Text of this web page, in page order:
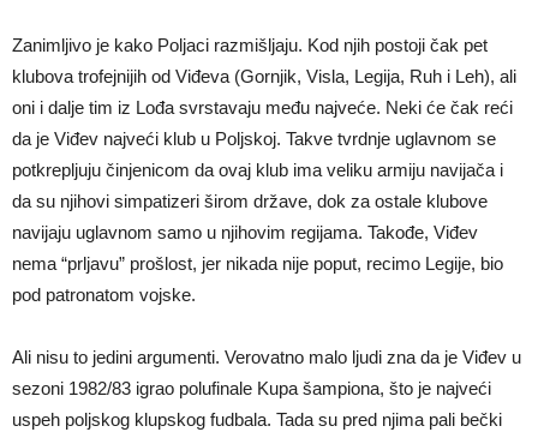
Zanimljivo je kako Poljaci razmišljaju. Kod njih postoji čak pet
klubova trofejnijih od Viđeva (Gornjik, Visla, Legija, Ruh i Leh), ali
oni i dalje tim iz Lođa svrstavaju među najveće. Neki će čak reći
da je Viđev najveći klub u Poljskoj. Takve tvrdnje uglavnom se
potkrepljuju činjenicom da ovaj klub ima veliku armiju navijača i
da su njihovi simpatizeri širom države, dok za ostale klubove
navijaju uglavnom samo u njihovim regijama. Takođe, Viđev
nema “prljavu” prošlost, jer nikada nije poput, recimo Legije, bio
pod patronatom vojske.
Ali nisu to jedini argumenti. Verovatno malo ljudi zna da je Viđev u
sezoni 1982/83 igrao polufinale Kupa šampiona, što je najveći
uspeh poljskog klupskog fudbala. Tada su pred njima pali bečki